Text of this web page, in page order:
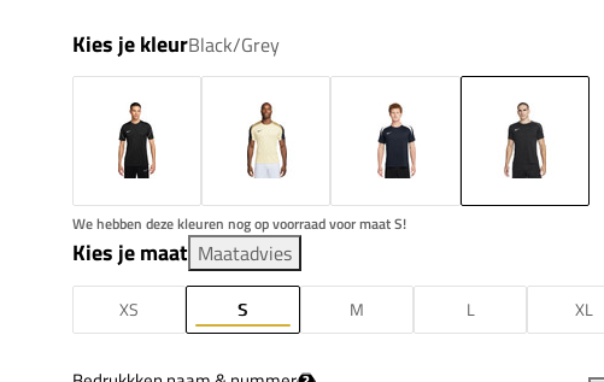
Kies je kleurBlack/Grey
We hebben deze kleuren nog op voorraad voor maat S!
Kies je maat Maatadvies
XS S M L XL